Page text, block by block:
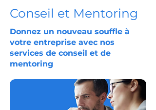
Conseil et Mentoring
Donnez un nouveau souffle à
votre entreprise avec nos
services de conseil et de
mentoring